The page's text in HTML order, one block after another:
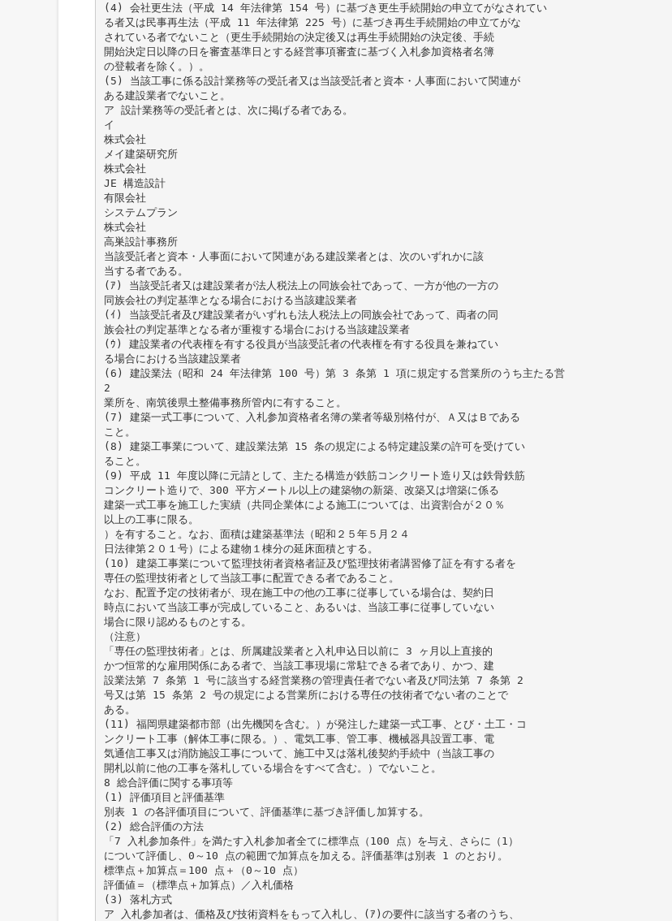
(4) 会社更生法（平成 14 年法律第 154 号）に基づき更生手続開始の申立てがなされてい
る者又は民事再生法（平成 11 年法律第 225 号）に基づき再生手続開始の申立てがな
されている者でないこと（更生手続開始の決定後又は再生手続開始の決定後、手続
開始決定日以降の日を審査基準日とする経営事項審査に基づく入札参加資格者名簿
の登載者を除く。）。
(5) 当該工事に係る設計業務等の受託者又は当該受託者と資本・人事面において関連が
ある建設業者でないこと。
ア 設計業務等の受託者とは、次に掲げる者である。
イ
株式会社
メイ建築研究所
株式会社
JE 構造設計
有限会社
システムプラン
株式会社
高巣設計事務所
当該受託者と資本・人事面において関連がある建設業者とは、次のいずれかに該
当する者である。
(ｱ) 当該受託者又は建設業者が法人税法上の同族会社であって、一方が他の一方の
同族会社の判定基準となる場合における当該建設業者
(ｲ) 当該受託者及び建設業者がいずれも法人税法上の同族会社であって、両者の同
族会社の判定基準となる者が重複する場合における当該建設業者
(ｳ) 建設業者の代表権を有する役員が当該受託者の代表権を有する役員を兼ねてい
る場合における当該建設業者
(6) 建設業法（昭和 24 年法律第 100 号）第 3 条第 1 項に規定する営業所のうち主たる営
2
業所を、南筑後県土整備事務所管内に有すること。
(7) 建築一式工事について、入札参加資格者名簿の業者等級別格付が、Ａ又はＢである
こと。
(8) 建築工事業について、建設業法第 15 条の規定による特定建設業の許可を受けてい
ること。
(9) 平成 11 年度以降に元請として、主たる構造が鉄筋コンクリート造り又は鉄骨鉄筋
コンクリート造りで、300 平方メートル以上の建築物の新築、改築又は増築に係る
建築一式工事を施工した実績（共同企業体による施工については、出資割合が２０％
以上の工事に限る。
）を有すること。なお、面積は建築基準法（昭和２５年５月２４
日法律第２０１号）による建物１棟分の延床面積とする。
(10) 建築工事業について監理技術者資格者証及び監理技術者講習修了証を有する者を
専任の監理技術者として当該工事に配置できる者であること。
なお、配置予定の技術者が、現在施工中の他の工事に従事している場合は、契約日
時点において当該工事が完成していること、あるいは、当該工事に従事していない
場合に限り認めるものとする。
（注意）
「専任の監理技術者」とは、所属建設業者と入札申込日以前に 3 ヶ月以上直接的
かつ恒常的な雇用関係にある者で、当該工事現場に常駐できる者であり、かつ、建
設業法第 7 条第 1 号に該当する経営業務の管理責任者でない者及び同法第 7 条第 2
号又は第 15 条第 2 号の規定による営業所における専任の技術者でない者のことで
ある。
(11) 福岡県建築都市部（出先機関を含む。）が発注した建築一式工事、とび・土工・コ
ンクリート工事（解体工事に限る。）、電気工事、管工事、機械器具設置工事、電
気通信工事又は消防施設工事について、施工中又は落札後契約手続中（当該工事の
開札以前に他の工事を落札している場合をすべて含む。）でないこと。
8 総合評価に関する事項等
(1) 評価項目と評価基準
別表 1 の各評価項目について、評価基準に基づき評価し加算する。
(2) 総合評価の方法
「7 入札参加条件」を満たす入札参加者全てに標準点（100 点）を与え、さらに（1）
について評価し、0～10 点の範囲で加算点を加える。評価基準は別表 1 のとおり。
標準点＋加算点＝100 点＋（0～10 点）
評価値＝（標準点＋加算点）／入札価格
(3) 落札方式
ア 入札参加者は、価格及び技術資料をもって入札し、(ｱ)の要件に該当する者のうち、